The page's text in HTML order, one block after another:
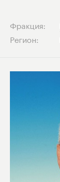
Фракция:
Регион: